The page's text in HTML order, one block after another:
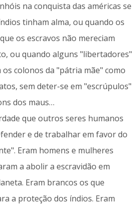
na conquista das américas se
tinham alma, ou quando os
os escravos não mereciam
ou quando alguns "libertadores"
os colonos da "pátria mãe" como
sem deter-se em "escrúpulos"
dos maus…
que outros seres humanos
e de trabalhar em favor do
Eram homens e mulheres
a abolir a escravidão em
Eram brancos os que
a proteção dos índios. Eram